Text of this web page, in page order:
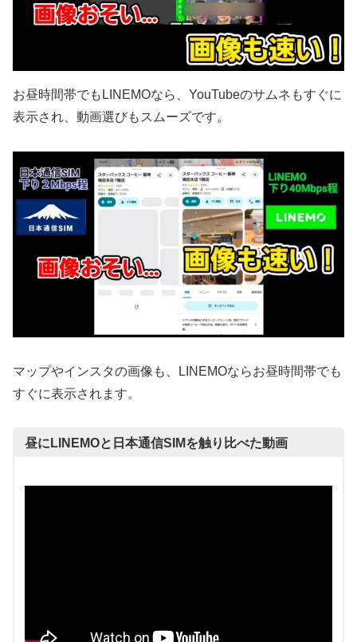
お昼時間帯でもLINEMOなら、YouTubeのサムネもすぐに
表示され、動画選びもスムーズです。
マップやインスタの画像も、LINEMOならお昼時間帯でも
すぐに表示されます。
昼にLINEMOと日本通信SIMを触り比べた動画